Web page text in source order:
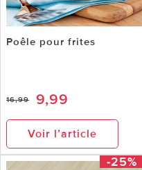
Poêle pour frites
16,99 9,99
Voir l’article
-25%